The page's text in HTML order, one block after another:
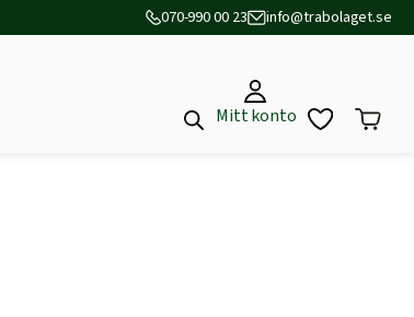
070-990 00 23 info@trabolaget.se
Mitt konto